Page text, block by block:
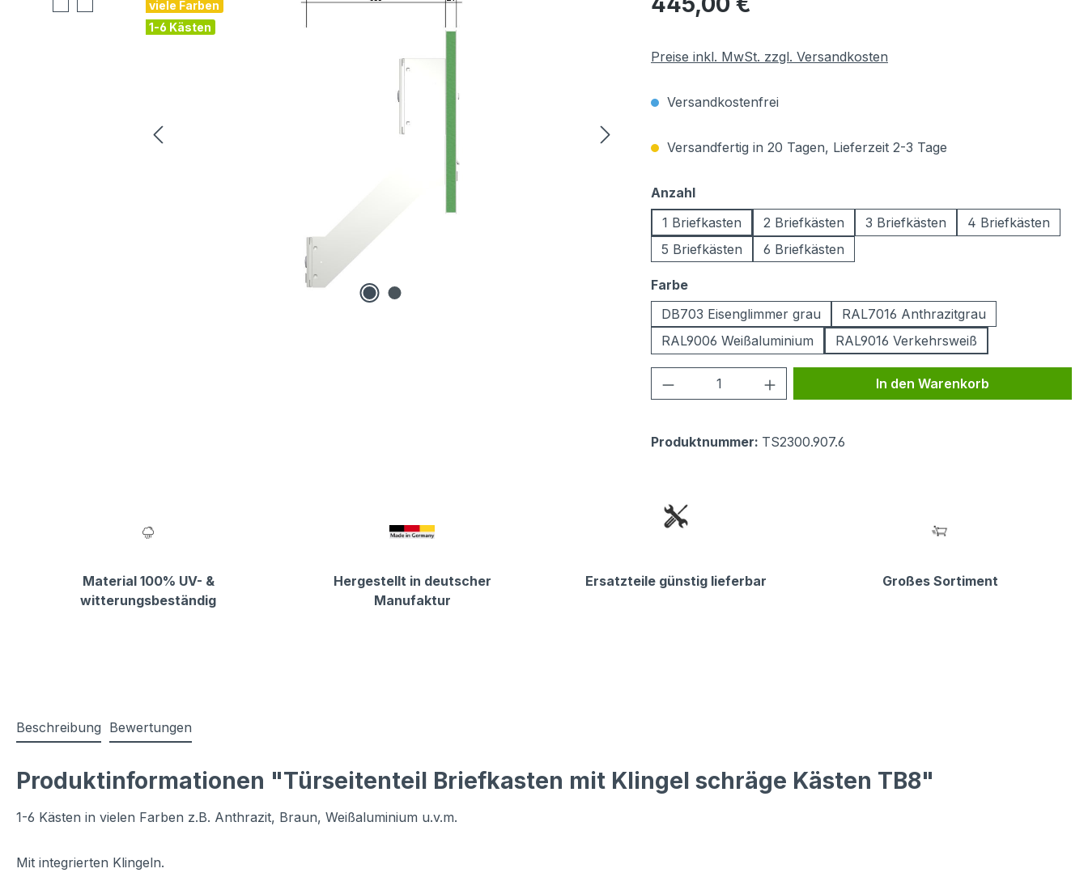
viele Farben
1-6 Kästen
Preise inkl. MwSt. zzgl. Versandkosten
Versandkostenfrei
Versandfertig in 20 Tagen, Lieferzeit 2-3 Tage
Anzahlauswählen
1 Briefkasten
2 Briefkästen 3 Briefkästen
4 Briefkästen
5 Briefkästen
6 Briefkästen
Farbeauswählen
DB703 Eisenglimmer grau
RAL7016 Anthrazitgrau
RAL9006 Weißaluminium
RAL9016 Verkehrsweiß
Produkt Anzahl: Gib den gewünschten Wert
In den Warenkorb
Produktnummer: TS2300.907.6
Material 100% UV- &
witterungsbeständig
Hergestellt in deutscher
Manufaktur
Ersatzteile günstig lieferbar Großes Sortiment
Beschreibung Bewertungen
Produktinformationen "Türseitenteil Briefkasten mit Klingel schräge Kästen TB8"
1-6 Kästen in vielen Farben z.B. Anthrazit, Braun, Weißaluminium u.v.m.
Mit integrierten Klingeln.